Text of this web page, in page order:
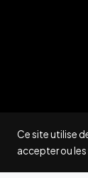
Ce site utilise
accepter ou les